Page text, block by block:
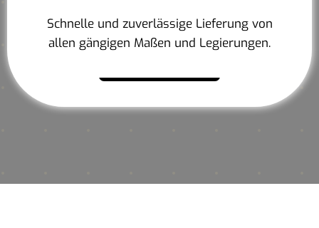
Schnelle und zuverlässige Lieferung von
allen gängigen Maßen und Legierungen.